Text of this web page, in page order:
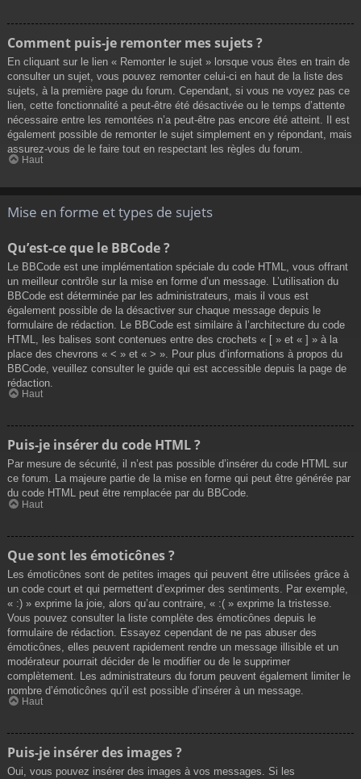
Comment puis-je remonter mes sujets ?
En cliquant sur le lien « Remonter le sujet » lorsque vous êtes en train de
consulter un sujet, vous pouvez remonter celui-ci en haut de la liste des
sujets, à la première page du forum. Cependant, si vous ne voyez pas ce
lien, cette fonctionnalité a peut-être été désactivée ou le temps d’attente
nécessaire entre les remontées n’a peut-être pas encore été atteint. Il est
également possible de remonter le sujet simplement en y répondant, mais
assurez-vous de le faire tout en respectant les règles du forum.
Haut
Mise en forme et types de sujets
Qu’est-ce que le BBCode ?
Le BBCode est une implémentation spéciale du code HTML, vous offrant
un meilleur contrôle sur la mise en forme d’un message. L’utilisation du
BBCode est déterminée par les administrateurs, mais il vous est
également possible de la désactiver sur chaque message depuis le
formulaire de rédaction. Le BBCode est similaire à l’architecture du code
HTML, les balises sont contenues entre des crochets « [ » et « ] » à la
place des chevrons « < » et « > ». Pour plus d’informations à propos du
BBCode, veuillez consulter le guide qui est accessible depuis la page de
rédaction.
Haut
Puis-je insérer du code HTML ?
Par mesure de sécurité, il n’est pas possible d’insérer du code HTML sur
ce forum. La majeure partie de la mise en forme qui peut être générée par
du code HTML peut être remplacée par du BBCode.
Haut
Que sont les émoticônes ?
Les émoticônes sont de petites images qui peuvent être utilisées grâce à
un code court et qui permettent d’exprimer des sentiments. Par exemple,
« :) » exprime la joie, alors qu’au contraire, « :( » exprime la tristesse.
Vous pouvez consulter la liste complète des émoticônes depuis le
formulaire de rédaction. Essayez cependant de ne pas abuser des
émoticônes, elles peuvent rapidement rendre un message illisible et un
modérateur pourrait décider de le modifier ou de le supprimer
complètement. Les administrateurs du forum peuvent également limiter le
nombre d’émoticônes qu’il est possible d’insérer à un message.
Haut
Puis-je insérer des images ?
Oui, vous pouvez insérer des images à vos messages. Si les